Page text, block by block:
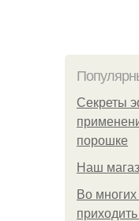
Секреты
порошке
Нaш
Во